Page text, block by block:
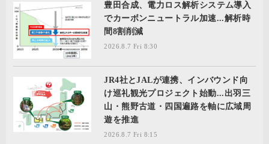
豊田合成、電力ロス解析システム導入
でカーボンニュートラル加速...解析時
間8割削減
2026.8.7 Fri 8:30
JR4社とJALが連携、インバウンド向
け巡礼観光プロジェクト始動...出羽三
山・熊野古道・四国遍路を軸に広域周
遊を推進
2026.8.7 Fri 8:15